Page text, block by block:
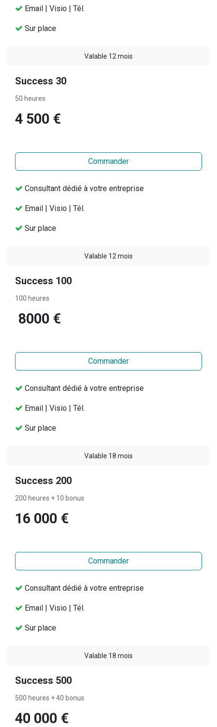
Email | Visio | Tél.
Sur place
Valable 12 mois
Success 30
50 heures
4 500 €
Commander
Consultant dédié à votre entreprise
Email | Visio | Tél.
Sur place
Valable 12 mois
Success 100
100 heures
8000 €
Commander
Consultant dédié à votre entreprise
Email | Visio | Tél.
Sur place
Valable 18 mois
Success 200
200 heures + 10 bonus
16 000 €
Commander
Consultant dédié à votre entreprise
Email | Visio | Tél.
Sur place
Valable 18 mois
Success 500
500 heures + 40 bonus
40 000 €